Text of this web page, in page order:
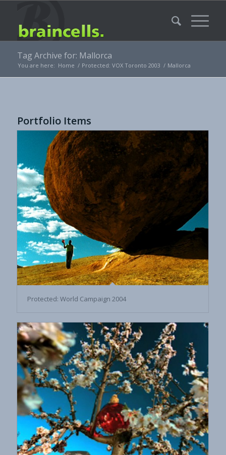
Tag Archive for: Mallorca
You are here: Home / Protected: VOX Toronto 2003 / Mallorca
Portfolio Items
Protected: World Campaign 2004